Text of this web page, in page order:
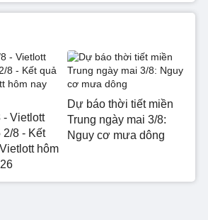
- Vietlott
2/8 - Kết
hôm
Dự báo thời tiết miền
Trung ngày mai 3/8:
Nguy cơ mưa dông